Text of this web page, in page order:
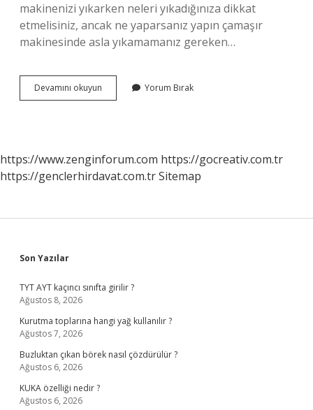
makinenizi yıkarken neleri yıkadığınıza dikkat
etmelisiniz, ancak ne yaparsanız yapın çamaşır
makinesinde asla yıkamamanız gereken…
Devamını okuyun
Kıyafet
Yorum Bırak
https://www.zenginforum.com https://gocreativ.com.tr
https://genclerhirdavat.com.trSitemap
Sidebar
Son Yazılar
TYT AYT kaçıncı sınıfta girilir ?
Ağustos 8, 2026
Kurutma toplarına hangi yağ kullanılır ?
Ağustos 7, 2026
Buzluktan çıkan börek nasıl çözdürülür ?
Ağustos 6, 2026
KUKA özelliği nedir ?
Ağustos 6, 2026